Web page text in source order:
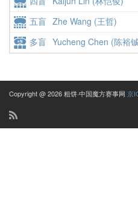
五盲 Zhe Wang (王哲)
多盲 Yucheng Chen (陈裕
Copyright @ 2026 粗饼·中国魔方赛事网 京